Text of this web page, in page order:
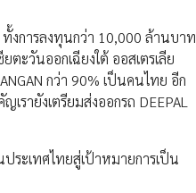
งการลงทุนกว่า 10,000 ล้านบาท
ะวันออกเฉียงใต้ ออสเตรเลีย
กว่า 90% เป็นคนไทย อีก
ายังเตรียมส่งออกรถ DEEPAL
ระเทศไทยสู่เป้าหมายการเป็น